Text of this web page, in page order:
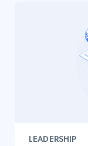
LEADERSHIP